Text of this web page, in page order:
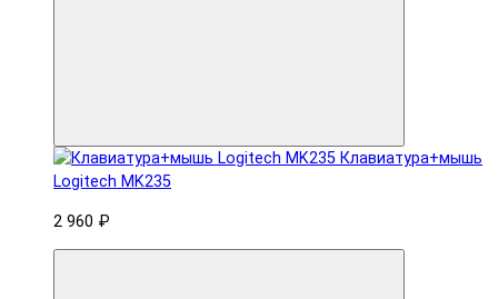
Клавиатура+мышь
Logitech MK235
2 960 ₽